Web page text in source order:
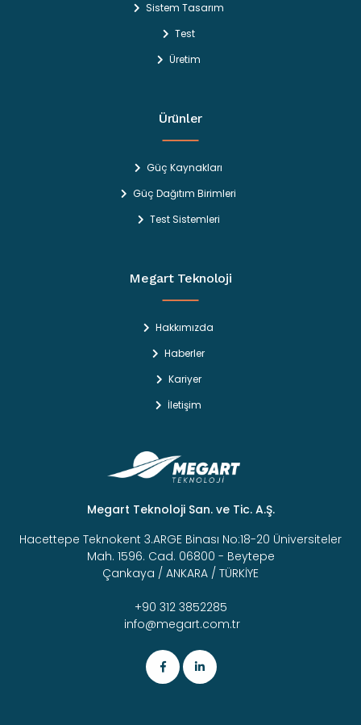
Sistem Tasarım
Test
Üretim
Ürünler
Güç Kaynakları
Güç Dağıtım Birimleri
Test Sistemleri
Megart Teknoloji
Hakkımızda
Haberler
Kariyer
İletişim
Megart Teknoloji San. ve Tic. A.Ş.
Hacettepe Teknokent 3.ARGE Binası No:18-20 Üniversiteler
Mah. 1596. Cad. 06800 - Beytepe
Çankaya / ANKARA / TÜRKİYE
+90 312 3852285
info@megart.com.tr